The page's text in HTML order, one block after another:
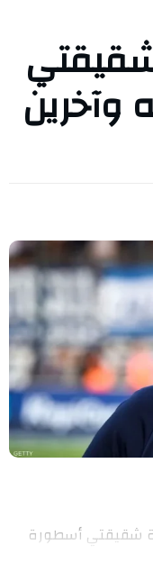
شقيقتي
وآخرين
شقيقتي أسطورة